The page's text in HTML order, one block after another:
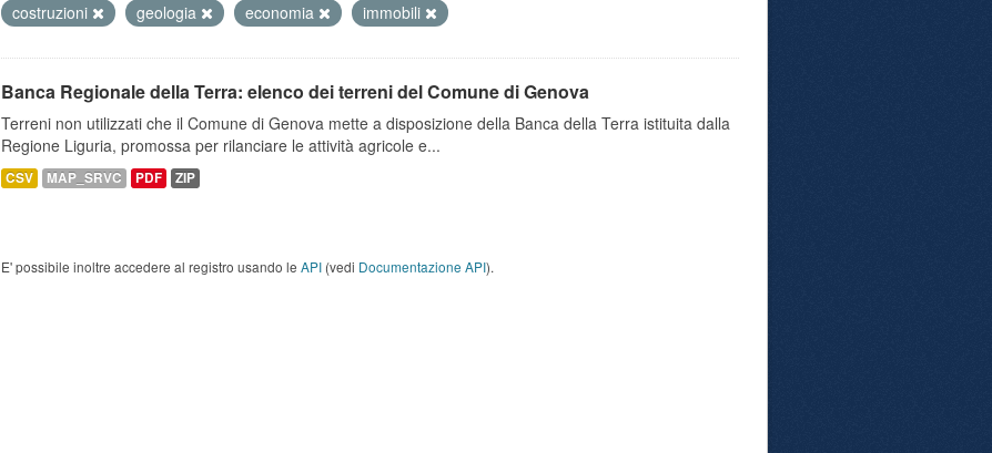
costruzioni
geologia economia immobili
Banca Regionale della Terra: elenco dei terreni del Comune di Genova
Terreni non utilizzati che il Comune di Genova mette a disposizione della Banca della Terra istituita dalla
Regione Liguria, promossa per rilanciare le attività agricole e...
CSV MAP_SRVC PDF ZIP
E' possibile inoltre accedere al registro usando le API (vedi Documentazione API).